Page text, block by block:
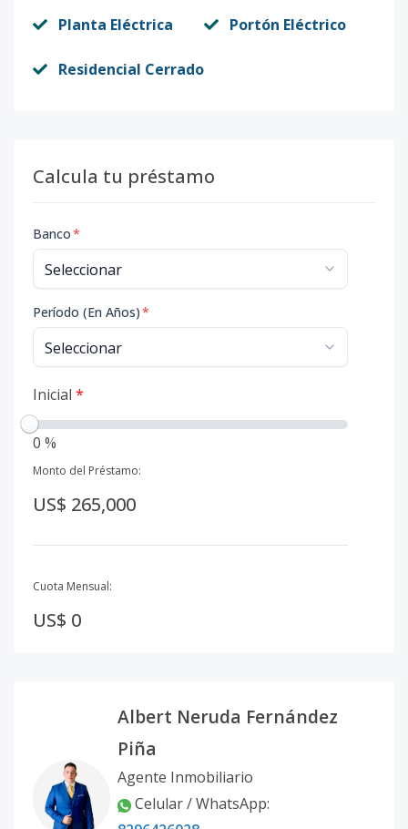
Planta Eléctrica Portón Eléctrico
Residencial Cerrado
Calcula tu préstamo
Banco*
Período (En Años)*
Inicial *
0 %
Monto del Préstamo:
US$ 265,000
Cuota Mensual:
US$ 0
Albert Neruda Fernández
Piña
Agente Inmobiliario
Celular / WhatsApp: